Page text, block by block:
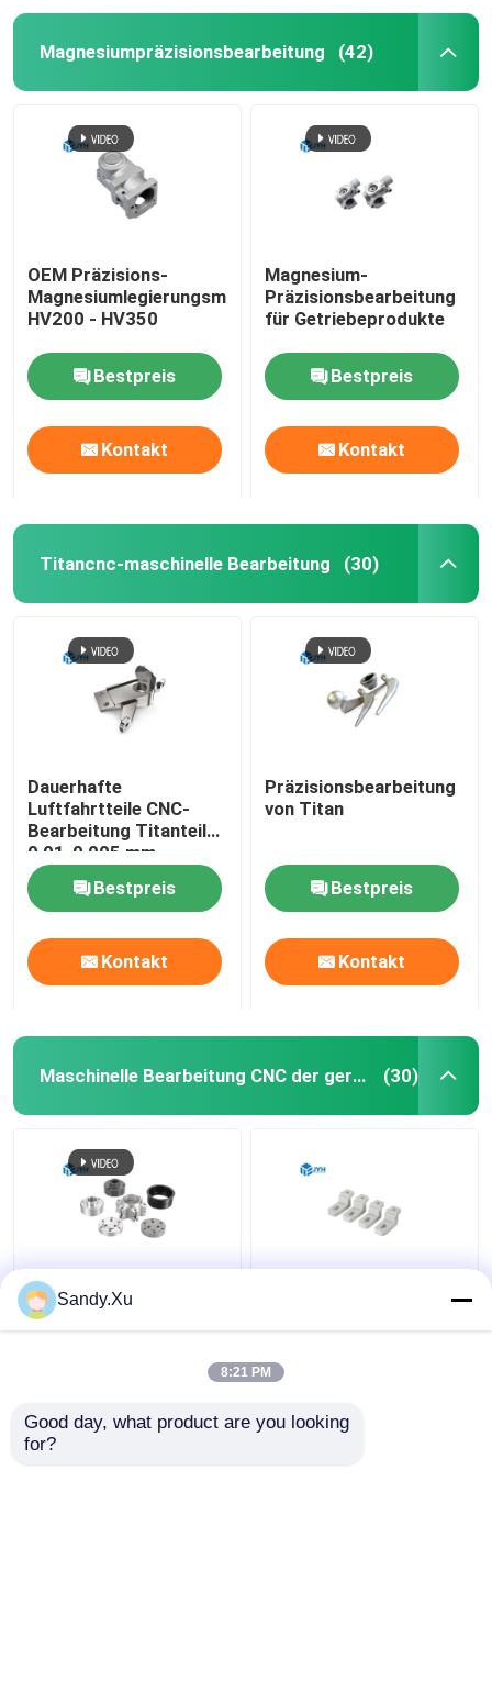
Magnesiumpräzisionsbearbeitung (42)
OEM Präzisions-
Magnesiumlegierungsmaschinenfabrik
HV200 - HV350
Bestpreis
Kontakt
Magnesium-
Präzisionsbearbeitung
für Getriebeprodukte
Bestpreis
Kontakt
Titancnc-maschinelle Bearbeitung (30)
Dauerhafte
Luftfahrtteile CNC-
Bearbeitung Titanteile
0,01-0,005 mm
Toleranz
Bestpreis
Kontakt
Präzisionsbearbeitung
von Titan
Bestpreis
Kontakt
Maschinelle Bearbeitung CNC der geringen Lautstärke (30)
JYH Lieferant für CNC-
Bearbeitung mit
Bearbeitung
Sandy.Xu
8:21 PM
Good day, what product are you looking
for?